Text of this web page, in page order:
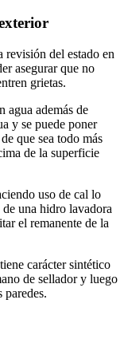
revisión del estado en
asegurar que no
grietas.
agua además de
y se puede poner
que sea todo más
de la superficie
uso de cal lo
una hidro lavadora
el remanente de la
carácter sintético
de sellador y luego